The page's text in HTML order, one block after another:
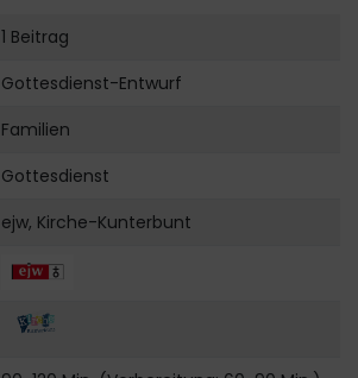
1 Beitrag
Gottesdienst-Entwurf
Familien
Gottesdienst
ejw, Kirche-Kunterbunt